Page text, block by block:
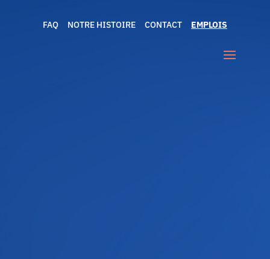
FAQ NOTRE HISTOIRE CONTACT EMPLOIS